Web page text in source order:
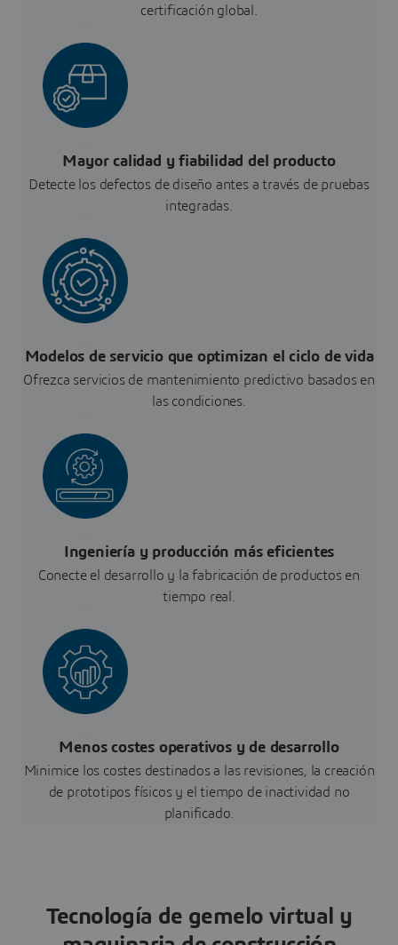
certificación global.
Mayor calidad y fiabilidad del producto
Detecte los defectos de diseño antes a través de pruebas
integradas.
Modelos de servicio que optimizan el ciclo de vida
Ofrezca servicios de mantenimiento predictivo basados en
las condiciones.
Ingeniería y producción más eficientes
Conecte el desarrollo y la fabricación de productos en
tiempo real.
Menos costes operativos y de desarrollo
Minimice los costes destinados a las revisiones, la creación
de prototipos físicos y el tiempo de inactividad no
planificado.
Tecnología de gemelo virtual y